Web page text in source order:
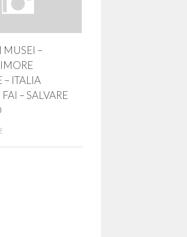
–
– ITALIA
– SALVARE